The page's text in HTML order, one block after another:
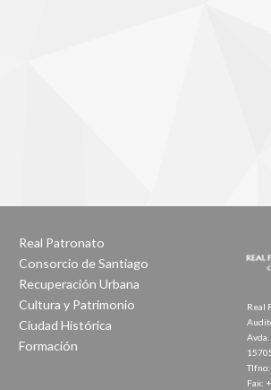
Real Patronato
Consorcio de Santiago
Recuperación Urbana
Cultura y Patrimonio
Ciudad Histórica
Formación
Real
Fax: